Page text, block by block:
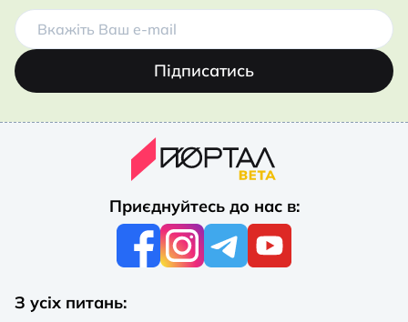
Підписатись
Приєднуйтесь до нас в:
З усіх питань: